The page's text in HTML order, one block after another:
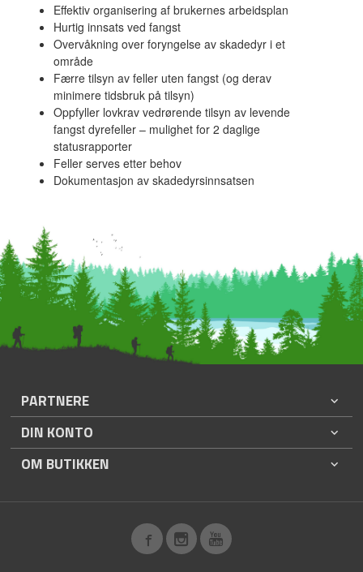
Effektiv organisering af brukernes arbeidsplan
Hurtig innsats ved fangst
Overvåkning over foryngelse av skadedyr i et
område
Færre tilsyn av feller uten fangst (og derav
minimere tidsbruk på tilsyn)
Oppfyller lovkrav vedrørende tilsyn av levende
fangst dyrefeller – mulighet for 2 daglige
statusrapporter
Feller serves etter behov
Dokumentasjon av skadedyrsinnsatsen
PARTNERE
DIN KONTO
OM BUTIKKEN